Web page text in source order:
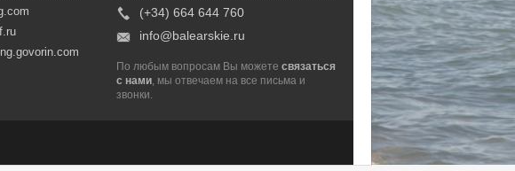
(+34) 664 644 760
info@balearskie.ru
По любым вопросам Вы можете связаться
с нами , мы отвечаем на все письма и
звонки.